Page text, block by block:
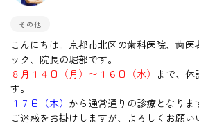
その他
こんにちは。京都市北区の歯科医院、歯
ック、院長の堀部です。
８月１４日（月）〜１６日（水） まで、休
す。
１７日（木） から通常通りの診療となりま
ご迷惑をお掛けしますが、よろしくお願い